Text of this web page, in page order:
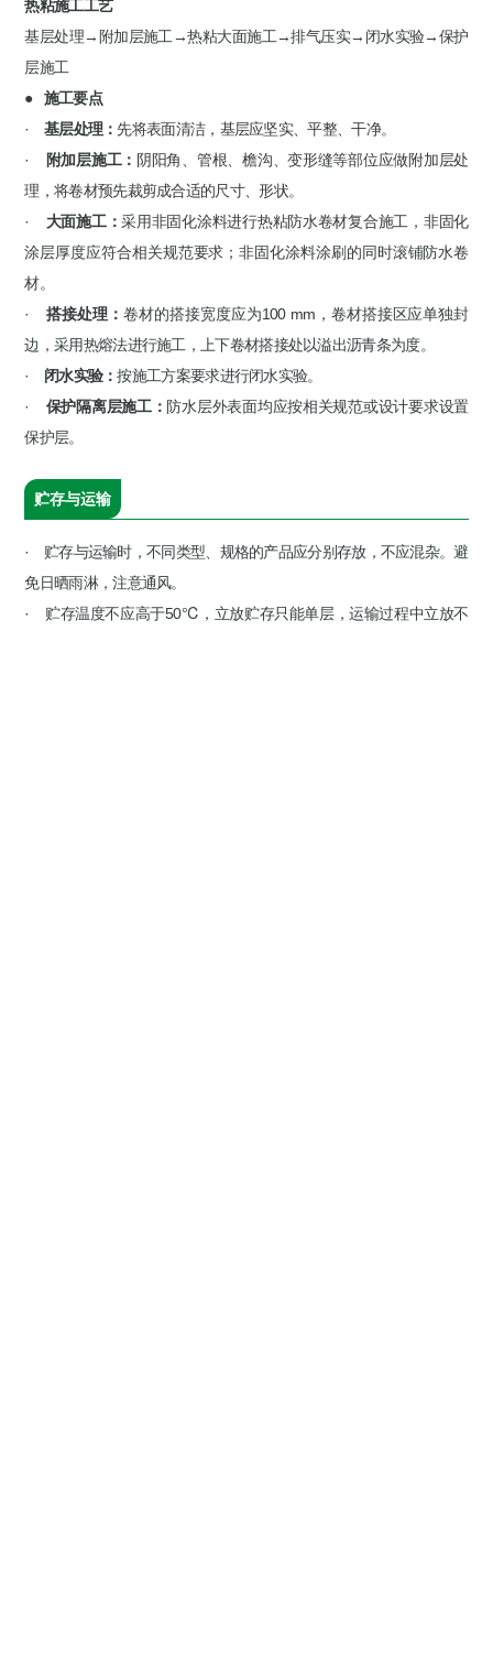
热粘施工工艺
基层处理→附加层施工→热粘大面施工→排气压实→闭水实验→保护
层施工
● 施工要点
· 基层处理：先将表面清洁，基层应坚实、平整、干净。
·
附加层施工： 阴阳角、管根、檐沟、变形缝等部位应做附加层处
理，将卷材预先裁剪成合适的尺寸、形状。
·
大面施工：采用非固化涂料进行热粘防水卷材复合施工，非固化
涂层厚度应符合相关规范要求；非固化涂料涂刷的同时滚铺防水卷
材。
·搭接处理：卷材的搭接宽度应为100 mm，卷材搭接区应单独封
边，采用热熔法进行施工，上下卷材搭接处以溢出沥青条为度。
·
闭水实验：按施工方案要求进行闭水实验。
·
保护隔离层施工：防水层外表面均应按相关规范或设计要求设置
保护层。
贮存与运输
· 贮存与运输时，不同类型、规格的产品应分别存放，不应混杂。避
免日晒雨淋，注意通风。
· 贮存温度不应高于50℃，立放贮存只能单层，运输过程中立放不